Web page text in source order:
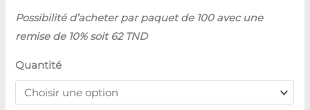
Possibilité d’acheter par paquet de 100 avec une
remise de 10% soit 62 TND
Quantité